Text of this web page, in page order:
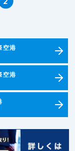
空港
空港